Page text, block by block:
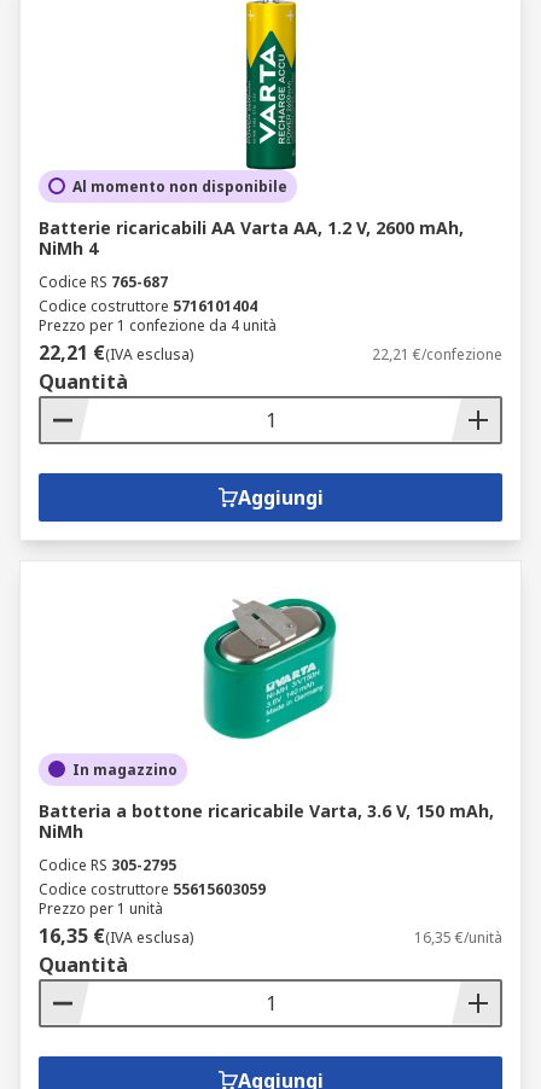
Al momento non disponibile
Batterie ricaricabili AA Varta AA, 1.2 V, 2600 mAh,
NiMh 4
Codice RS 765-687
Codice costruttore 5716101404
Prezzo per 1 confezione da 4 unità
22,21 €(IVA esclusa) 22,21 €/confezione
Quantità
Aggiungi
In magazzino
Batteria a bottone ricaricabile Varta, 3.6 V, 150 mAh,
NiMh
Codice RS 305-2795
Codice costruttore 55615603059
Prezzo per 1 unità
16,35 €(IVA esclusa) 16,35 €/unità
Quantità
Aggiungi